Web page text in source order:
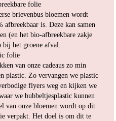
folie
brievenbus bloemen wordt
is. Deze kan samen
(en het bio-afbreekbare zakje
bij het groene afval.
folie
van onze cadeaus zo min
plastic. Zo vervangen we plastic
flyers weg en kijken we
we bubbeltjesplastic kunnen
van onze bloemen wordt op dit
verpakt. Het doel is om dit te